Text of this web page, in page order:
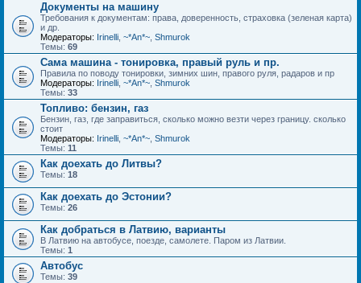
Документы на машину
Требования к документам: права, доверенность, страховка (зеленая карта)
и др.
Модераторы: Irinelli ~*An*~ Shmurok
Темы: 69
Сама машина - тонировка, правый руль и пр.
Правила по поводу тонировки, зимних шин, правого руля, радаров и пр
Модераторы: Irinelli ~*An*~ Shmurok
Темы: 33
Топливо: бензин, газ
Бензин, газ, где заправиться, сколько можно везти через границу. сколько
стоит
Модераторы: Irinelli ~*An*~ Shmurok
Темы: 11
Как доехать до Литвы?
Темы: 18
Как доехать до Эстонии?
Темы: 26
Как добраться в Латвию, варианты
В Латвию на автобусе, поезде, самолете. Паром из Латвии.
Темы: 1
Автобус
Темы: 39